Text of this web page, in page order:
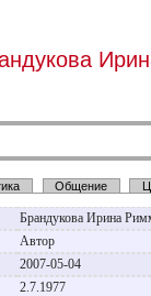
Общение
Брандукова Ирина
Автор
2007-05-04
2.7.1977